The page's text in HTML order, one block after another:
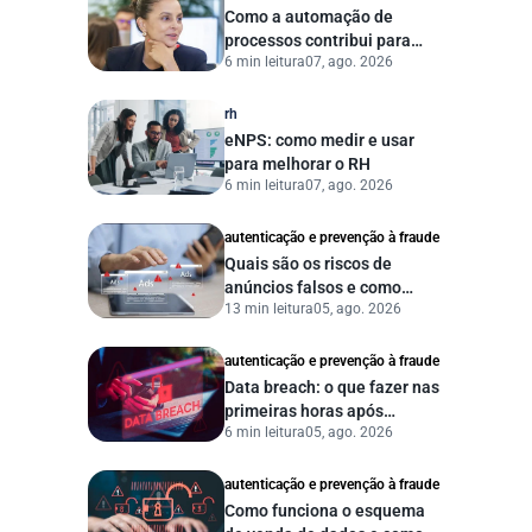
Como a automação de
processos contribui para
uma gestão pública mais
6 min leitura07, ago. 2026
rh
eNPS: como medir e usar
para melhorar o RH
6 min leitura07, ago. 2026
autenticação e prevenção à fraude
Quais são os riscos de
anúncios falsos e como
proteger seu negócio?
13 min leitura05, ago. 2026
autenticação e prevenção à fraude
Data breach: o que fazer nas
primeiras horas após
vazamento de dados?
6 min leitura05, ago. 2026
autenticação e prevenção à fraude
Como funciona o esquema